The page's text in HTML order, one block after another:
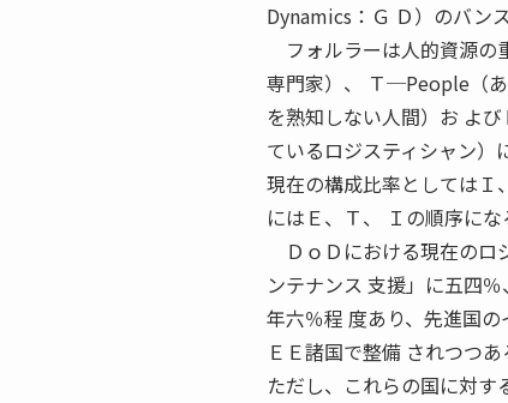
Dynamics：Ｇ Ｄ）のバン
フォルラーは人的資源の
専門家）、 Ｔ─People（
を熟知しない人間）お よ
ているロジスティシャン）
現在の構成比率としてはＩ
にはＥ、Ｔ、 Ｉの順序にな
ＤｏＤにおける現在のロ
ンテナンス 支援」に五四
年六％程 度あり、先進国
ＥＥ諸国で整備 されつつ
ただし、これらの国に対